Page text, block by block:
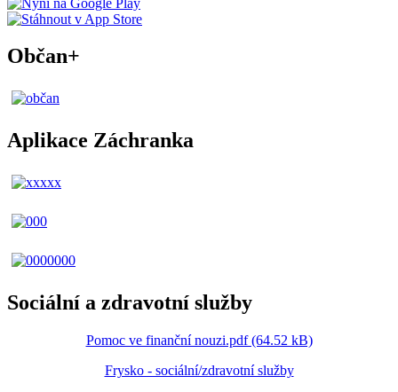
Občan+
Aplikace Záchranka
Sociální a zdravotní služby
Pomoc ve finanční nouzi.pdf (64.52 kB)
Frysko - sociální/zdravotní služby